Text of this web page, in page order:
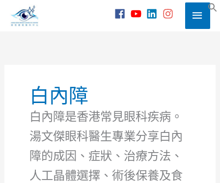
Main
白內障
白內障是香港常見眼科疾病。
湯文傑眼科醫生專業分享白內
障的成因、症狀、治療方法、
人工晶體選擇、術後保養及食